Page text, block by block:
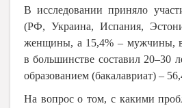
В исследовании приняло
(РФ, Украина, Испания,
женщины, а 15,4% – мужчины,
в большинстве составил 20–30
образованием (бакалавриат) –
На вопрос о том, с какими